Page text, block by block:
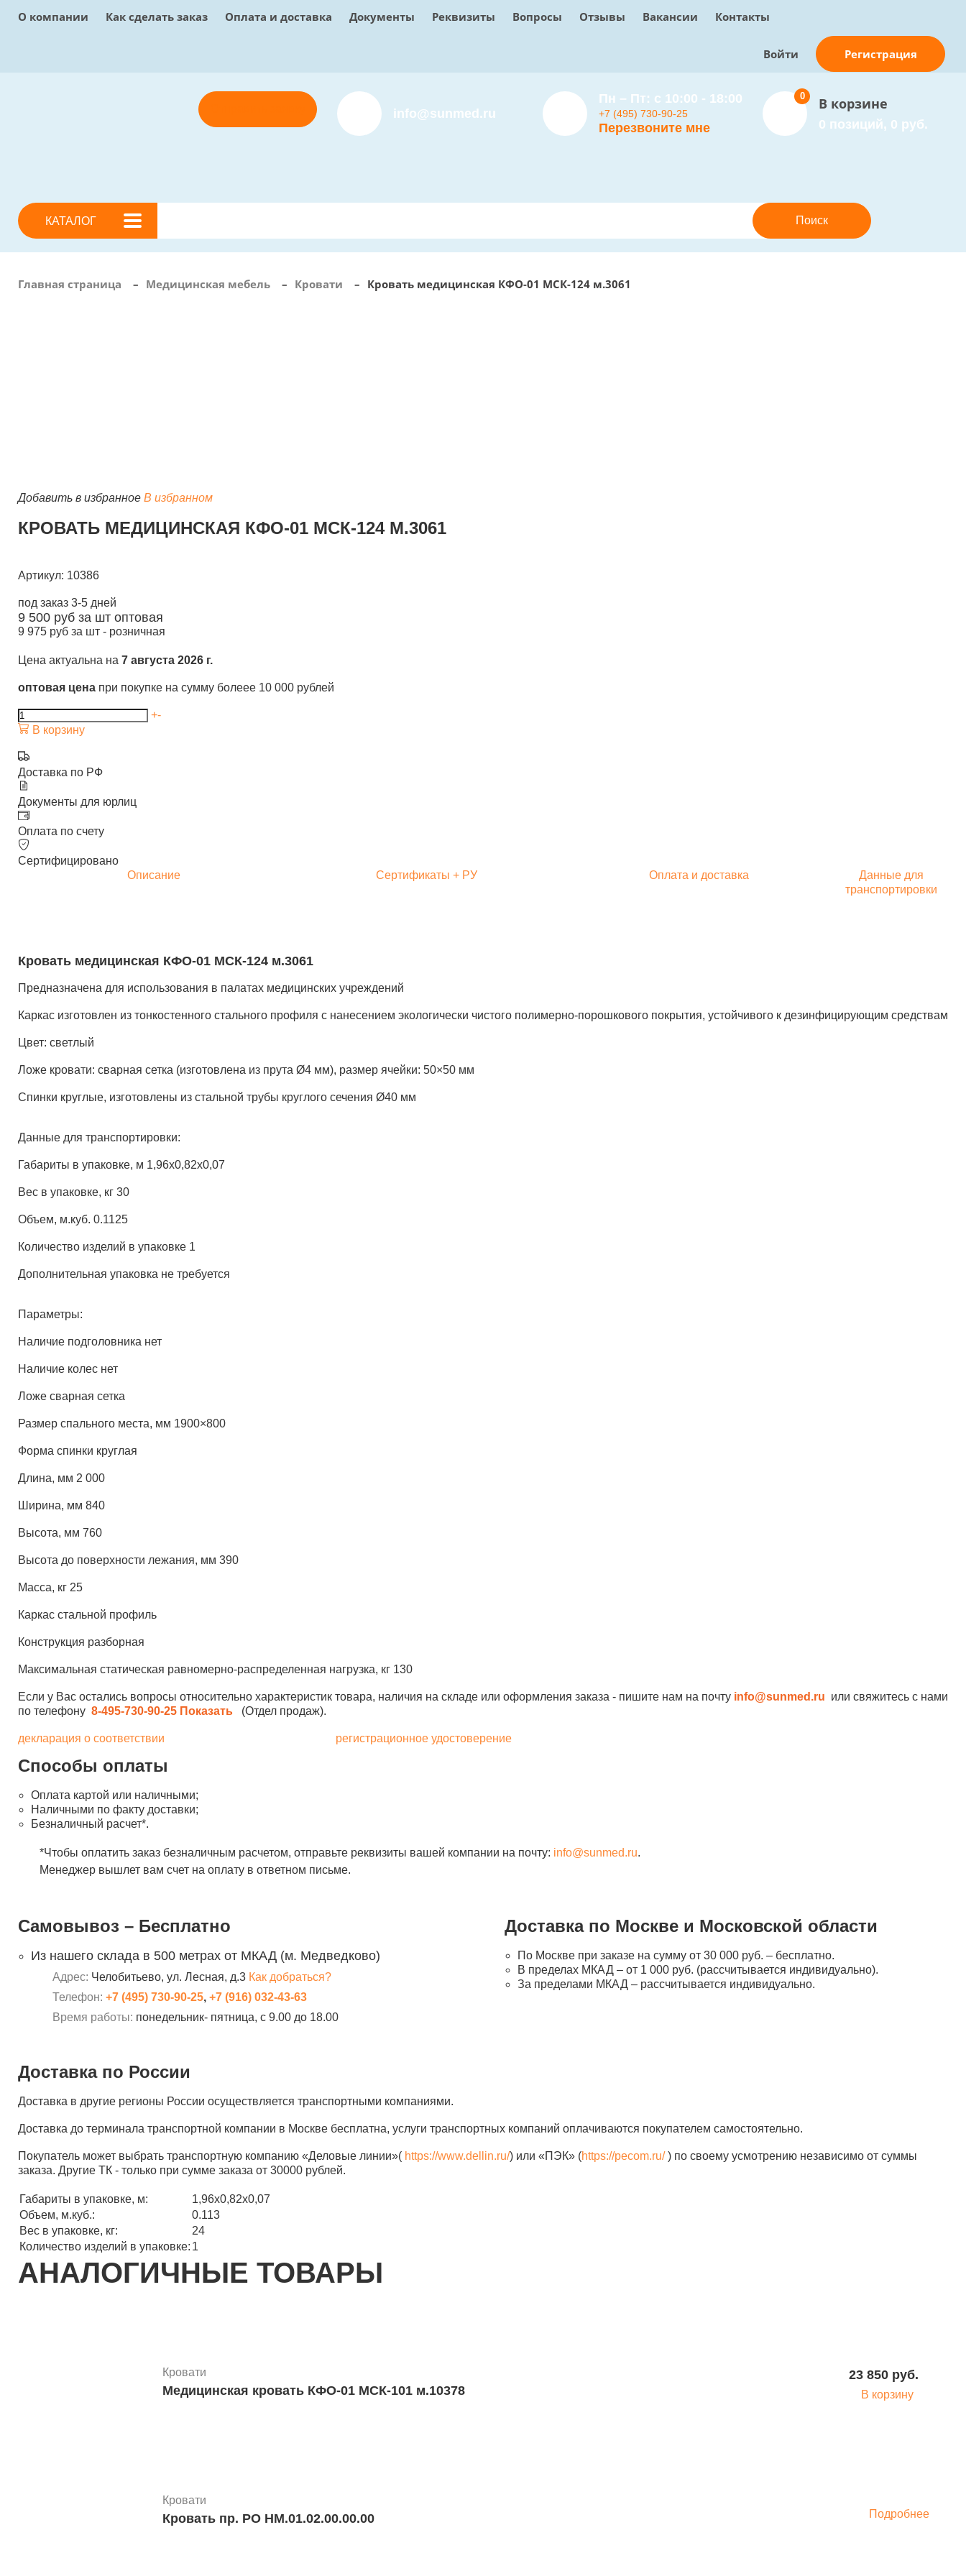
О компании Как сделать заказ Оплата и доставка Документы Реквизиты Вопросы Отзывы Вакансии Контакты
Войти Регистрация
info@sunmed.ru
Пн – Пт: с 10:00 - 18:00
+7 (495) 730-90-25
Перезвоните мне
В корзине
0 позиций, 0 руб.
0
КАТАЛОГ
Главная страница – Медицинская мебель – Кровати – Кровать медицинская КФО-01 МСК-124 м.3061
Добавить в избранное В избранном
КРОВАТЬ МЕДИЦИНСКАЯ КФО-01 МСК-124 М.3061
Артикул: 10386
под заказ 3-5 дней
9 500 руб за шт оптовая
9 975 руб за шт - розничная
Цена актуальна на 7 августа 2026 г.
оптовая цена при покупке на сумму болеее 10 000 рублей
+-
В корзину
Доставка по РФ
Документы для юрлиц
Оплата по счету
Сертифицировано
Описание
Сертификаты + РУ Оплата и доставка
Данные для
транспортировки
Кровать медицинская КФО-01 МСК-124 м.3061
Предназначена для использования в палатах медицинских учреждений
Каркас изготовлен из тонкостенного стального профиля с нанесением экологически чистого полимерно-порошкового покрытия, устойчивого к дезинфицирующим средствам
Цвет: светлый
Ложе кровати: сварная сетка (изготовлена из прута Ø4 мм), размер ячейки: 50×50 мм
Спинки круглые, изготовлены из стальной трубы круглого сечения Ø40 мм
Данные для транспортировки:
Габариты в упаковке, м 1,96х0,82х0,07
Вес в упаковке, кг 30
Объем, м.куб. 0.1125
Количество изделий в упаковке 1
Дополнительная упаковка не требуется
Параметры:
Наличие подголовника нет
Наличие колес нет
Ложе сварная сетка
Размер спального места, мм 1900×800
Форма спинки круглая
Длина, мм 2 000
Ширина, мм 840
Высота, мм 760
Высота до поверхности лежания, мм 390
Масса, кг 25
Каркас стальной профиль
Конструкция разборная
Максимальная статическая равномерно-распределенная нагрузка, кг 130
Если у Вас остались вопросы относительно характеристик товара, наличия на складе или оформления заказа - пишите нам на почту info@sunmed.ru или свяжитесь с нами
по телефону 8-495-730-90-25 Показать (Отдел продаж).
декларация о соответствии регистрационное удостоверение
Способы оплаты
Оплата картой или наличными;
Наличными по факту доставки;
Безналичный расчет*.
*Чтобы оплатить заказ безналичным расчетом, отправьте реквизиты вашей компании на почту: info@sunmed.ru.
Менеджер вышлет вам счет на оплату в ответном письме.
Самовывоз – Бесплатно
Из нашего склада в 500 метрах от МКАД (м. Медведково)
Адрес: Челобитьево, ул. Лесная, д.3 Как добраться?
Телефон: +7 (495) 730-90-25, +7 (916) 032-43-63
Время работы: понедельник- пятница, с 9.00 до 18.00
Доставка по Москве и Московской области
По Москве при заказе на сумму от 30 000 руб. – бесплатно.
В пределах МКАД – от 1 000 руб. (рассчитывается индивидуально).
За пределами МКАД – рассчитывается индивидуально.
Доставка по России
Доставка в другие регионы России осуществляется транспортными компаниями.
Доставка до терминала транспортной компании в Москве бесплатна, услуги транспортных компаний оплачиваются покупателем самостоятельно.
Покупатель может выбрать транспортную компанию «Деловые линии»( https://www.dellin.ru/) или «ПЭК» (https://pecom.ru/) по своему усмотрению независимо от суммы
заказа. Другие ТК - только при сумме заказа от 30000 рублей.
Габариты в упаковке, м:
1,96х0,82х0,07
Объем, м.куб.:
0.113
Вес в упаковке, кг:
24
Количество изделий в упаковке: 1
АНАЛОГИЧНЫЕ ТОВАРЫ
Кровати
Медицинская кровать КФО-01 МСК-101 м.10378
23 850 руб.
В корзину
Кровати
Кровать пр. РО НМ.01.02.00.00.00 Подробнее